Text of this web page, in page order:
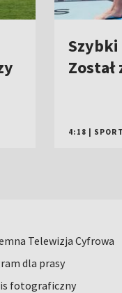
4:18 |
Telewizja Cyfrowa
dla prasy
fotograficzny